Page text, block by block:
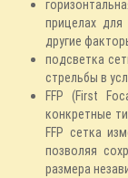
прицелах
другие
подсветка
стрельбы в
FFP (First
конкретные
FFP сетка
позволяя
размера